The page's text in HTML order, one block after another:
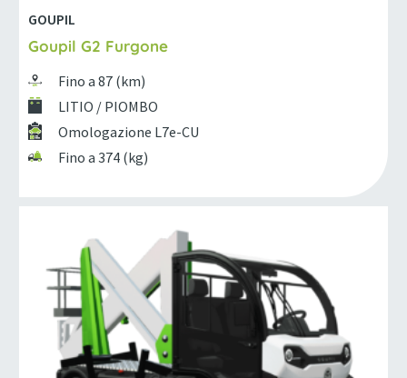
GOUPIL
Goupil G2 Furgone
Fino a 87 (km)
LITIO / PIOMBO
Omologazione L7e-CU
Fino a 374 (kg)